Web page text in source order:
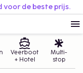
voor de beste prijs.
Veerboot
+ Hotel
Multi-
stop